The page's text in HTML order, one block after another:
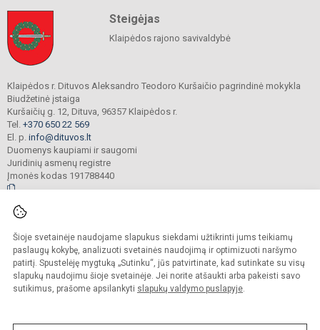
Šioje svetainėje naudojame slapukus siekdami užtikrinti jums teikiamų
paslaugų kokybę, analizuoti svetainės naudojimą ir optimizuoti naršymo
patirtį. Spustelėję mygtuką „Sutinku“, jūs patvirtinate, kad sutinkate su visų
slapukų naudojimu šioje svetainėje. Jei norite atšaukti arba pakeisti savo
sutikimus, prašome apsilankyti slapukų valdymo puslapyje.
Steigėjas
Klaipėdos rajono savivaldybė
Klaipėdos r. Dituvos Aleksandro Teodoro Kuršaičio pagrindinė mokykla
Biudžetinė įstaiga
Kuršaičių g. 12, Dituva, 96357 Klaipėdos r.
Tel. +370 650 22 569
El. p. info@dituvos.lt
Duomenys kaupiami ir saugomi
Juridinių asmenų registre
Įmonės kodas 191788440
Visos teisės saugomos. Kopijuoti turinį be raštiško įstaigos administracijos
sutikimo griežtai draudžiama.
Prieinamumo paraiška Slapukų politika
Sumanus būdas atnaujinti